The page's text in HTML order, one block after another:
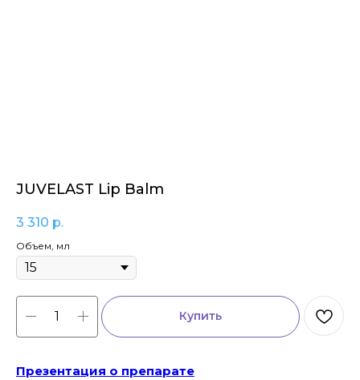
JUVELAST Lip Balm
3 310 р.
Объем, мл
Купить
Презентация о препарате